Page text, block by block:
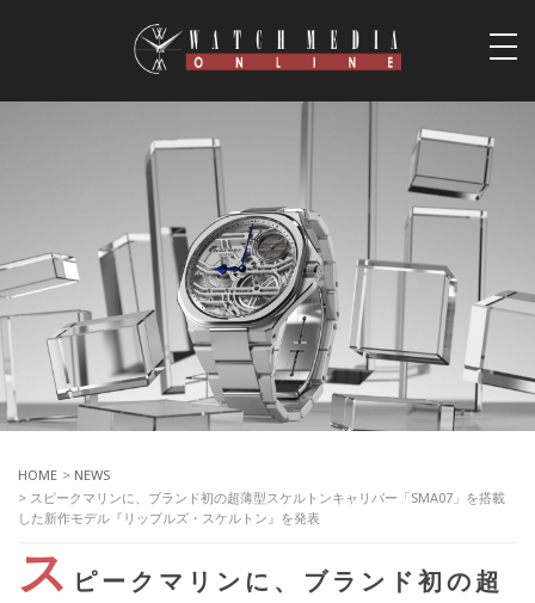
HOME > NEWS
> スピークマリンに、ブランド初の超薄型スケルトンキャリバー「SMA07」を搭載
した新作モデル『リップルズ・スケルトン』を発表
ス ピークマリンに、ブランド初の超